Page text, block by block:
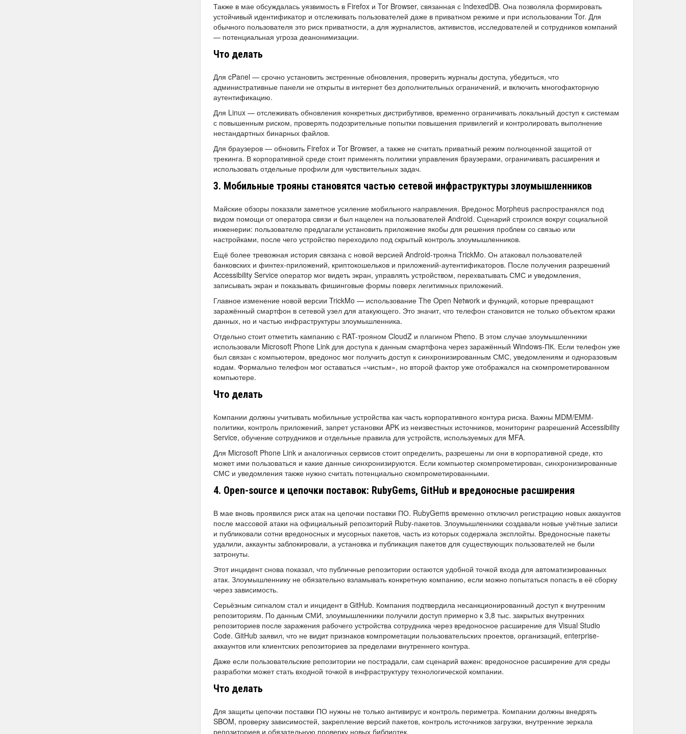
Также в мае обсуждалась уязвимость в Firefox и Tor Browser, связанная с IndexedDB. Она позволяла формировать
устойчивый идентификатор и отслеживать пользователей даже в приватном режиме и при использовании Tor. Для
обычного пользователя это риск приватности, а для журналистов, активистов, исследователей и сотрудников компаний
— потенциальная угроза деанонимизации.
Что делать
Для cPanel — срочно установить экстренные обновления, проверить журналы доступа, убедиться, что
административные панели не открыты в интернет без дополнительных ограничений, и включить многофакторную
аутентификацию.
Для Linux — отслеживать обновления конкретных дистрибутивов, временно ограничивать локальный доступ к системам
с повышенным риском, проверять подозрительные попытки повышения привилегий и контролировать выполнение
нестандартных бинарных файлов.
Для браузеров — обновить Firefox и Tor Browser, а также не считать приватный режим полноценной защитой от
трекинга. В корпоративной среде стоит применять политики управления браузерами, ограничивать расширения и
использовать отдельные профили для чувствительных задач.
3. Мобильные трояны становятся частью сетевой инфраструктуры злоумышленников
Майские обзоры показали заметное усиление мобильного направления. Вредонос Morpheus распространялся под
видом помощи от оператора связи и был нацелен на пользователей Android. Сценарий строился вокруг социальной
инженерии: пользователю предлагали установить приложение якобы для решения проблем со связью или
настройками, после чего устройство переходило под скрытый контроль злоумышленников.
Ещё более тревожная история связана с новой версией Android-трояна TrickMo. Он атаковал пользователей
банковских и финтех-приложений, криптокошельков и приложений-аутентификаторов. После получения разрешений
Accessibility Service оператор мог видеть экран, управлять устройством, перехватывать СМС и уведомления,
записывать экран и показывать фишинговые формы поверх легитимных приложений.
Главное изменение новой версии TrickMo — использование The Open Network и функций, которые превращают
заражённый смартфон в сетевой узел для атакующего. Это значит, что телефон становится не только объектом кражи
данных, но и частью инфраструктуры злоумышленника.
Отдельно стоит отметить кампанию с RAT-трояном CloudZ и плагином Pheno. В этом случае злоумышленники
использовали Microsoft Phone Link для доступа к данным смартфона через заражённый Windows-ПК. Если телефон уже
был связан с компьютером, вредонос мог получить доступ к синхронизированным СМС, уведомлениям и одноразовым
кодам. Формально телефон мог оставаться «чистым», но второй фактор уже отображался на скомпрометированном
компьютере.
Что делать
Компании должны учитывать мобильные устройства как часть корпоративного контура риска. Важны MDM/EMM-
политики, контроль приложений, запрет установки APK из неизвестных источников, мониторинг разрешений Accessibility
Service, обучение сотрудников и отдельные правила для устройств, используемых для MFA.
Для Microsoft Phone Link и аналогичных сервисов стоит определить, разрешены ли они в корпоративной среде, кто
может ими пользоваться и какие данные синхронизируются. Если компьютер скомпрометирован, синхронизированные
СМС и уведомления также нужно считать потенциально скомпрометированными.
4. Open-source и цепочки поставок: RubyGems, GitHub и вредоносные расширения
В мае вновь проявился риск атак на цепочки поставки ПО. RubyGems временно отключил регистрацию новых аккаунтов
после массовой атаки на официальный репозиторий Ruby-пакетов. Злоумышленники создавали новые учётные записи
и публиковали сотни вредоносных и мусорных пакетов, часть из которых содержала эксплойты. Вредоносные пакеты
удалили, аккаунты заблокировали, а установка и публикация пакетов для существующих пользователей не были
затронуты.
Этот инцидент снова показал, что публичные репозитории остаются удобной точкой входа для автоматизированных
атак. Злоумышленнику не обязательно взламывать конкретную компанию, если можно попытаться попасть в её сборку
через зависимость.
Серьёзным сигналом стал и инцидент в GitHub. Компания подтвердила несанкционированный доступ к внутренним
репозиториям. По данным СМИ, злоумышленники получили доступ примерно к 3,8 тыс. закрытых внутренних
репозиториев после заражения рабочего устройства сотрудника через вредоносное расширение для Visual Studio
Code. GitHub заявил, что не видит признаков компрометации пользовательских проектов, организаций, enterprise-
аккаунтов или клиентских репозиториев за пределами внутреннего контура.
Даже если пользовательские репозитории не пострадали, сам сценарий важен: вредоносное расширение для среды
разработки может стать входной точкой в инфраструктуру технологической компании.
Что делать
Для защиты цепочки поставки ПО нужны не только антивирус и контроль периметра. Компании должны внедрять
SBOM, проверку зависимостей, закрепление версий пакетов, контроль источников загрузки, внутренние зеркала
репозиториев и обязательную проверку новых библиотек.